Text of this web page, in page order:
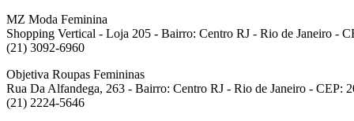
MZ Moda Feminina
Shopping Vertical - Loja 205 - Bairro: Centro RJ - Rio de Janeiro -
(21) 3092-6960
Objetiva Roupas Femininas
Rua Da Alfandega, 263 - Bairro: Centro RJ - Rio de Janeiro - CEP:
(21) 2224-5646